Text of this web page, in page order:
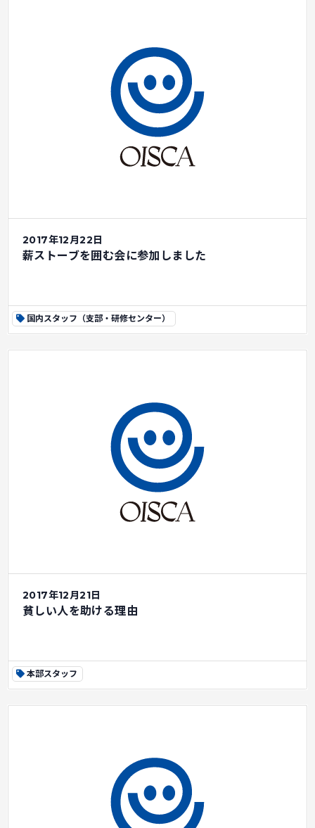
2017年12月22日
薪ストーブを囲む会に参加しました
国内スタッフ（支部・研修センター）
2017年12月21日
貧しい人を助ける理由
本部スタッフ